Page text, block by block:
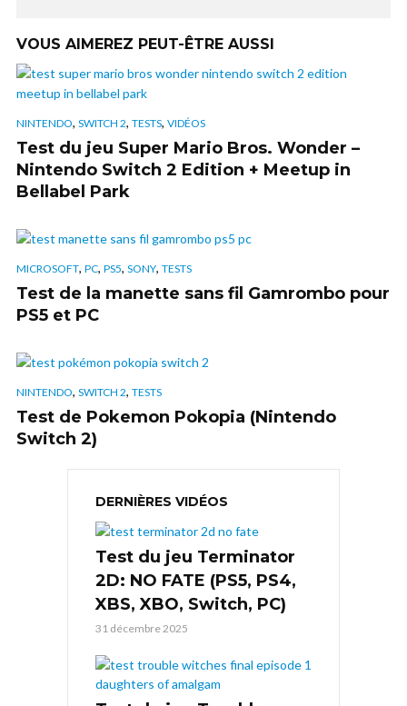
VOUS AIMEREZ PEUT-ÊTRE AUSSI
NINTENDO, SWITCH 2, TESTS, VIDÉOS
Test du jeu Super Mario Bros. Wonder –
Nintendo Switch 2 Edition + Meetup in
Bellabel Park
MICROSOFT, PC, PS5, SONY, TESTS
Test de la manette sans fil Gamrombo pour
PS5 et PC
NINTENDO, SWITCH 2, TESTS
Test de Pokemon Pokopia (Nintendo
Switch 2)
DERNIÈRES VIDÉOS
Test du jeu Terminator
2D: NO FATE (PS5, PS4,
XBS, XBO, Switch, PC)
31 décembre 2025